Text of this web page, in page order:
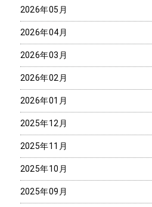
2026年05月
2026年04月
2026年03月
2026年02月
2026年01月
2025年12月
2025年11月
2025年10月
2025年09月